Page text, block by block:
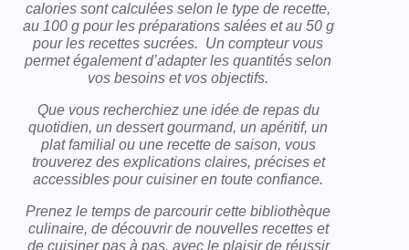
calories sont calculées selon le type de recette,
au 100 g pour les préparations salées et au 50 g
pour les recettes sucrées. Un compteur vous
permet également d’adapter les quantités selon
vos besoins et vos objectifs.
Que vous recherchiez une idée de repas du
quotidien, un dessert gourmand, un apéritif, un
plat familial ou une recette de saison, vous
trouverez des explications claires, précises et
accessibles pour cuisiner en toute confiance.
Prenez le temps de parcourir cette bibliothèque
culinaire, de découvrir de nouvelles recettes et
de cuisiner pas à pas, avec le plaisir de réussir